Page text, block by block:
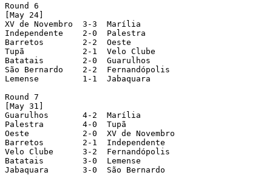
Round 6
[May 24]
XV de Novembro  3-3  Marília
Independente    2-0  Palestra
Barretos        2-2  Oeste
Tupã            2-1  Velo Clube
Batatais        2-0  Guarulhos
São Bernardo    2-2  Fernandópolis
Lemense         1-1  Jabaquara
Round 7
[May 31]
Guarulhos       4-2  Marília
Palestra        4-0  Tupã
Oeste           2-0  XV de Novembro
Barretos        2-1  Independente
Velo Clube      3-2  Fernandópolis
Batatais        3-0  Lemense
Jabaquara       3-0  São Bernardo